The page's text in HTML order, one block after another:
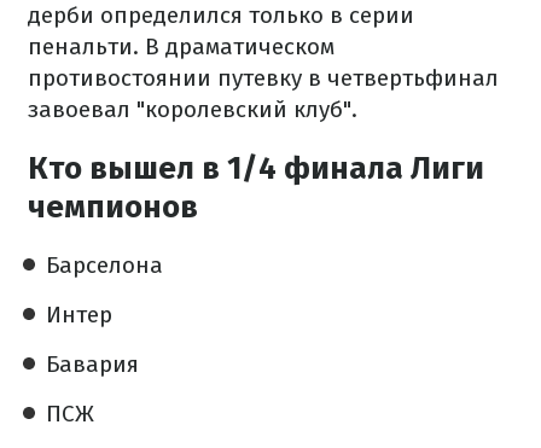
дерби определился только в серии
пенальти. В драматическом
противостоянии путевку в четвертьфинал
завоевал "королевский клуб".
Кто вышел в 1/4 финала Лиги
чемпионов
Барселона
Интер
Бавария
ПСЖ